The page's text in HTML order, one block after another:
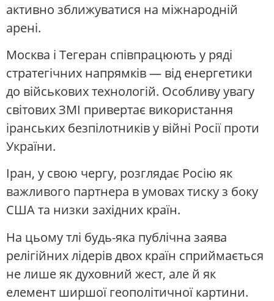
активно зближуватися на міжнародній
арені.
Москва і Тегеран співпрацюють у ряді
стратегічних напрямків — від енергетики
до військових технологій. Особливу увагу
світових ЗМІ привертає використання
іранських безпілотників у війні Росії проти
України.
Іран, у свою чергу, розглядає Росію як
важливого партнера в умовах тиску з боку
США та низки західних країн.
На цьому тлі будь-яка публічна заява
релігійних лідерів двох країн сприймається
не лише як духовний жест, але й як
елемент ширшої геополітичної картини.